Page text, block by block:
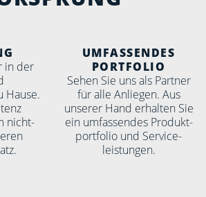
in der
Hause.
nicht-
UMFAS­SENDES
PORTFOLIO
Sehen Sie uns als Partner
für alle Anliegen. Aus
unserer Hand erhalten Sie
ein umfassendes Produkt­
port­folio und Service­
leistungen.